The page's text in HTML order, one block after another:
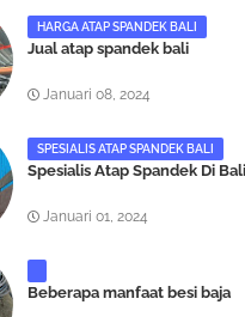
HARGA ATAP SPANDEK BALI
Jual atap spandek bali
Januari 08, 2024
SPESIALIS ATAP SPANDEK BALI
Spesialis Atap Spandek Di Bali
Januari 01, 2024
Beberapa manfaat besi baja